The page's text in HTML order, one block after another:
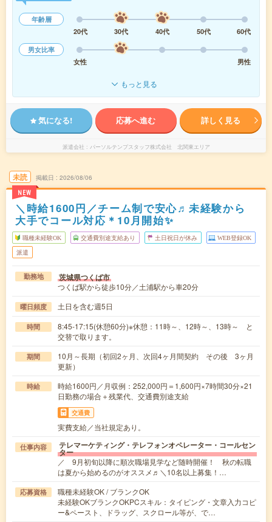
年齢層
20代
30代 40代 50代
60代
男女比率
女性
男性
もっと見る
気になる! 応募へ進む 詳しく見る
派遣会社 パーソルテンプスタッフ株式会社 北関東エリア
未読
NEW
掲載日 2026/08/06
＼時給1600円／チーム制で安心♬未経験から
大手でコール対応＊10月開始✨
職種未経験OK 交通費別途支給あり 土日祝日が休み WEB登録OK
派遣
勤務地 茨城県つくば市
つくば駅から徒歩10分／土浦駅から車20分
曜日頻度 土日を含む週5日
時間
8:45-17:15(休憩60分)※休憩：11時～、12時～、13時～ と
交替で取ります。
期間
10月～長期（初回2ヶ月、次回4ヶ月間契約 その後 3ヶ月
更新）
時給
時給1600円／月収例：252,000円＝1,600円×7時間30分×21
日勤務の場合＋残業代、交通費別途支給
交通費
実費支給／当社規定あり。
仕事内容 テレマーケティング・テレフォンオペレーター・コールセン
ター
／ 9月初旬以降に順次職場見学など随時開催！ 秋の転職
は夏から始めるのがオススメ♬＼10名以上募集！…
応募資格
職種未経験OK / ブランクOK
未経験OKブランクOKPCスキル：タイピング・文章入力コピ
ー&ペースト、ドラッグ、スクロール等が、で…